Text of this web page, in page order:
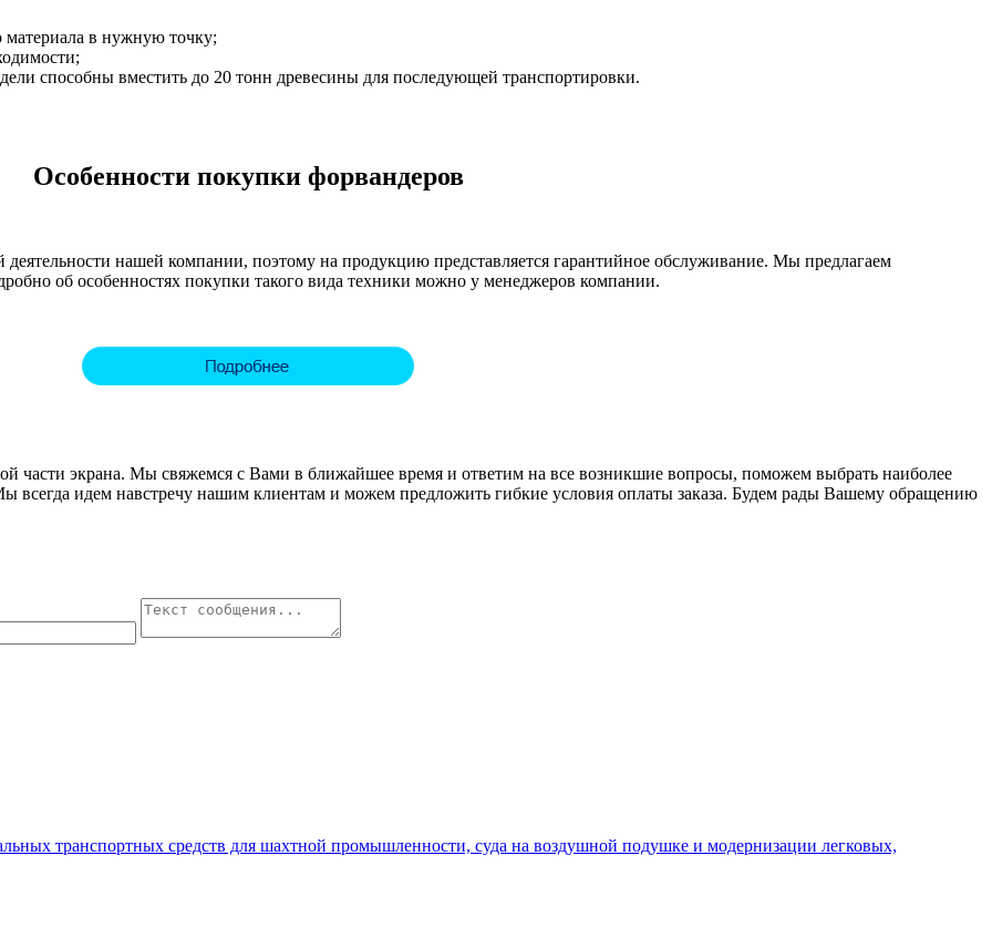
материала в нужную точку;
способны вместить до 20 тонн древесины для последующей транспортировки.
Особенности покупки форвандеров
нашей компании, поэтому на продукцию представляется гарантийное обслуживание. Мы предлагаем
об особенностях покупки такого вида техники можно у менеджеров компании.
части экрана. Мы свяжемся с Вами в ближайшее время и ответим на все возникшие вопросы, поможем выбрать наиболее
всегда идем навстречу нашим клиентам и можем предложить гибкие условия оплаты заказа. Будем рады Вашему обращению